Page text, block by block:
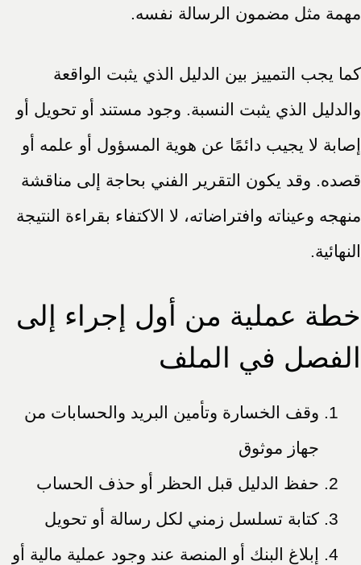
مهمة مثل مضمون الرسالة نفسه.
كما يجب التمييز بين الدليل الذي يثبت الواقعة
والدليل الذي يثبت النسبة. وجود مستند أو تحويل أو
إصابة لا يجيب دائمًا عن هوية المسؤول أو علمه أو
قصده. وقد يكون التقرير الفني بحاجة إلى مناقشة
منهجه وعيناته وافتراضاته، لا الاكتفاء بقراءة النتيجة
النهائية.
خطة عملية من أول إجراء إلى
الفصل في الملف
وقف الخسارة وتأمين البريد والحسابات من
جهاز موثوق
حفظ الدليل قبل الحظر أو حذف الحساب
كتابة تسلسل زمني لكل رسالة أو تحويل
إبلاغ البنك أو المنصة عند وجود عملية مالية أو